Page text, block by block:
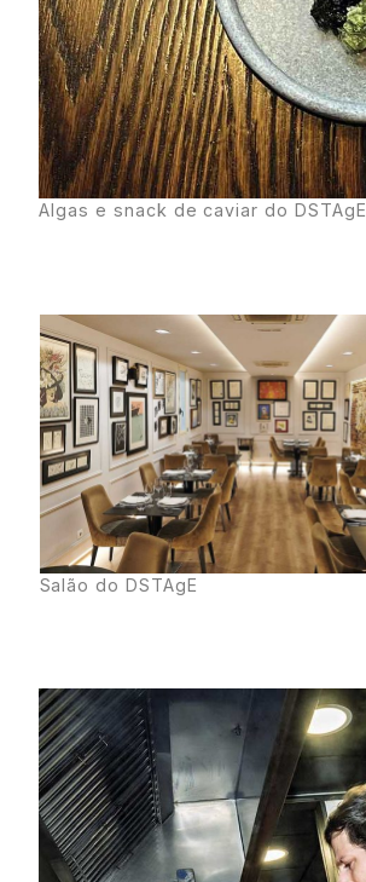
Algas e snack de caviar do DSTAgE
Salão do DSTAgE